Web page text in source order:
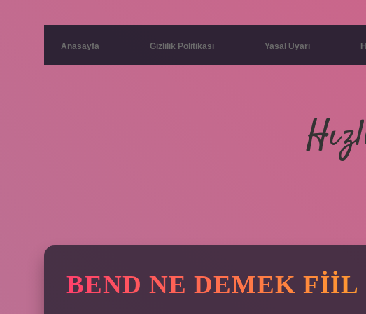
Anasayfa Gizlilik Politikası Yasal Uyarı
BEND NE DEMEK FIIL